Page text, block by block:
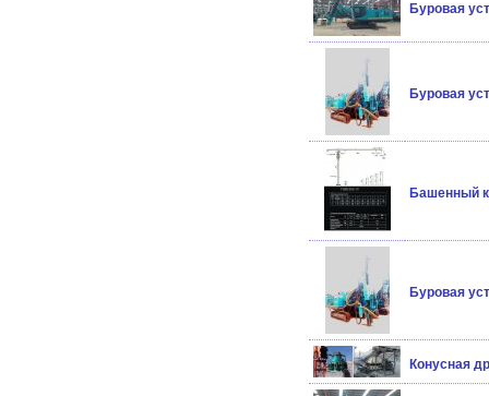
Буровая
Буровая
Башенный
Буровая
Конусная